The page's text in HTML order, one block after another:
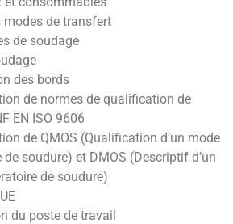
modes de transfert
de soudage
des bords
de normes de qualification de
EN ISO 9606
de QMOS (Qualification d’un mode
de soudure) et DMOS (Descriptif d’un
de soudure)
du poste de travail